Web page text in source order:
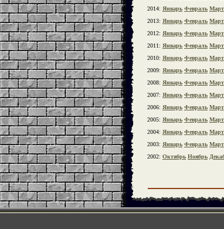
2014: Январь Февраль Март
2013: Январь Февраль Март
2012: Январь Февраль Март
2011: Январь Февраль Март
2010: Январь Февраль Март
2009: Январь Февраль Март
2008: Январь Февраль Март
2007: Январь Февраль Март
2006: Январь Февраль Март
2005: Январь Февраль Март
2004: Январь Февраль Март
2003: Январь Февраль Март
2002: Октябрь Ноябрь